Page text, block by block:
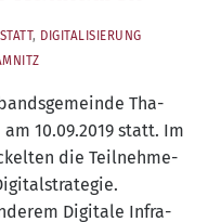
, DIGITALISIERUNG
Tha­
10.09.2019 statt. Im
die Teil­neh­me­
Digi­ta­le Infra­